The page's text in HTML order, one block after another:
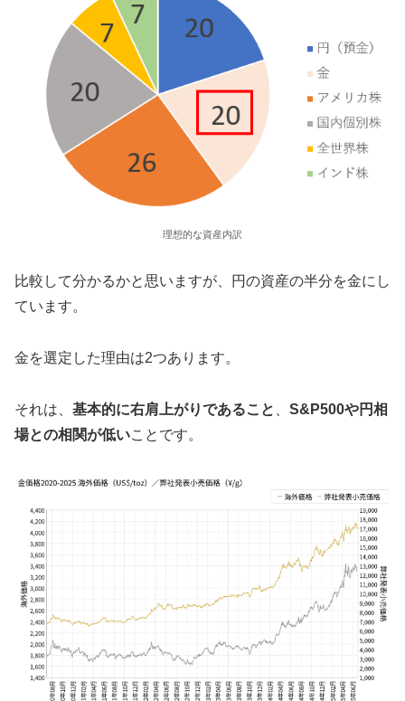
理想的な資産内訳
比較して分かるかと思いますが、円の資産の半分を金にし
ています。
金を選定した理由は2つあります。
それは、 基本的に右肩上がりであること
S&P500や円相
場との相関が低いことです。